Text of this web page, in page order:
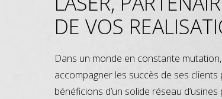
DE VOS
Dans un monde en constante
accompagner les succès de ses
bénéficions d’un solide réseau